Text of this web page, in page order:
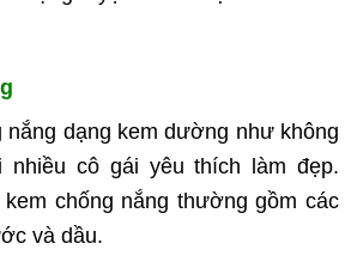
nắng dạng kem dường như không
cô gái yêu thích làm đẹp.
chống nắng thường gồm các
và dầu.